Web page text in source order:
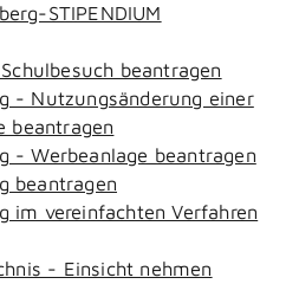
STIPENDIUM
beantragen
- Nutzungsänderung einer
beantragen
- Werbeanlage beantragen
beantragen
im vereinfachten Verfahren
- Einsicht nehmen